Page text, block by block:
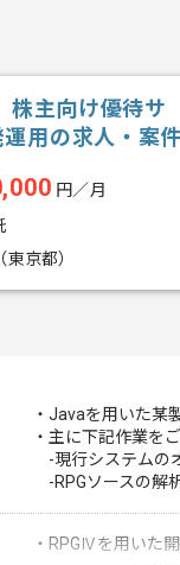
株主向け優待サ
用の求人・案件
円／月
京都）
・Javaを用いた某
・主に下記作業を
-現行システムの
-RPGソースの解
・RPGⅣを用いた